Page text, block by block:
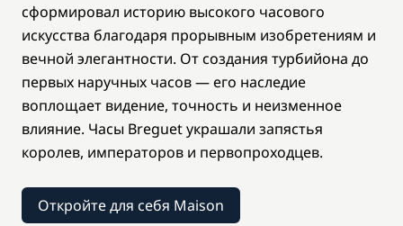
сформировал историю высокого часового
искусства благодаря прорывным изобретениям и
вечной элегантности. От создания турбийона до
первых наручных часов — его наследие
воплощает видение, точность и неизменное
влияние. Часы Breguet украшали запястья
королев, императоров и первопроходцев.
Откройте для себя Maison